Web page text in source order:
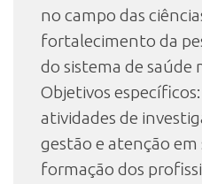
no campo das
fortalecimento da
do sistema de saúde
Objetivos
atividades de
gestão e atenção em
formação dos